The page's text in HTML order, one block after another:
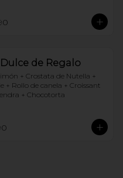
de Regalo
+ Crostata de Nutella +
+ Rollo de canela + Croissant
+ Chocotorta